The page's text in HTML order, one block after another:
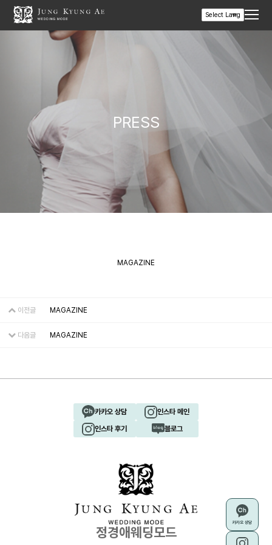
PRESS
MAGAZINE
이전글 MAGAZINE
다음글 MAGAZINE
카카오 상담
인스타 메인
인스타 후기
블로그
정경애웨딩모드
카카오 상담